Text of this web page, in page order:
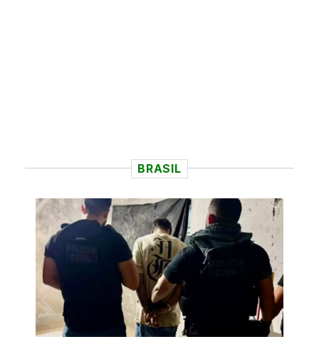
BRASIL